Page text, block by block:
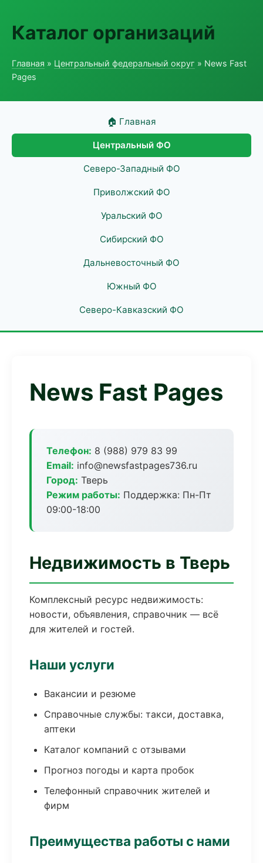
Каталог организаций
Главная » Центральный федеральный округ » News Fast
Pages
🏠 Главная
Центральный ФО
Северо-Западный ФО
Приволжский ФО
Уральский ФО
Сибирский ФО
Дальневосточный ФО
Южный ФО
Северо-Кавказский ФО
News Fast Pages
Телефон: 8 (988) 979 83 99
Email: info@newsfastpages736.ru
Город: Тверь
Режим работы: Поддержка: Пн-Пт
09:00-18:00
Недвижимость в Тверь
Комплексный ресурс недвижимость:
новости, объявления, справочник — всё
для жителей и гостей.
Наши услуги
Вакансии и резюме
Справочные службы: такси, доставка,
аптеки
Каталог компаний с отзывами
Прогноз погоды и карта пробок
Телефонный справочник жителей и
фирм
Преимущества работы с нами